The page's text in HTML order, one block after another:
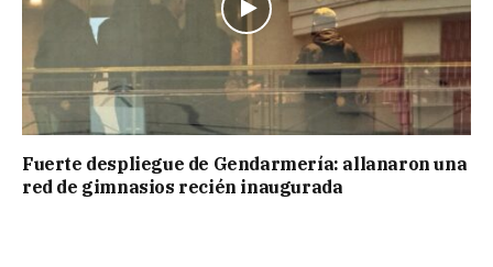
Fuerte despliegue de Gendarmería: allanaron una
red de gimnasios recién inaugurada